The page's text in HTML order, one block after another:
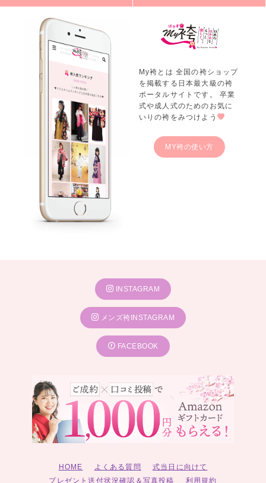
My袴とは 全国の袴ショップ
を掲載する日本最大級の袴
ポータルサイトです。 卒業
式や成人式のためのお気に
いりの袴をみつけよう
MY袴の使い方
INSTAGRAM
メンズ袴INSTAGRAM
FACEBOOK
HOME よくある質問
式当日に向けて
プレゼント送付状況確認＆写真投稿
利用規約